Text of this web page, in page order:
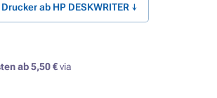
ab HP DESKWRITER ↓
ab 5,50 €via